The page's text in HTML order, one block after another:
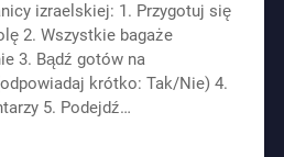
izraelskiej: 1. Przygotuj się
2. Wszystkie bagaże
3. Bądź gotów na
krótko: Tak/Nie) 4.
5. Podejdź…